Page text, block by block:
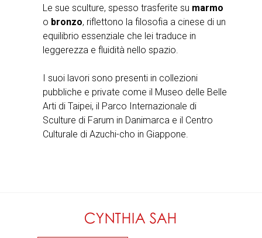
Le sue sculture, spesso trasferite su marmo
o bronzo, riflettono la filosofia a cinese di un
equilibrio essenziale che lei traduce in
leggerezza e fluidità nello spazio.
I suoi lavori sono presenti in collezioni
pubbliche e private come il Museo delle Belle
Arti di Taipei, il Parco Internazionale di
Sculture di Farum in Danimarca e il Centro
Culturale di Azuchi-cho in Giappone.